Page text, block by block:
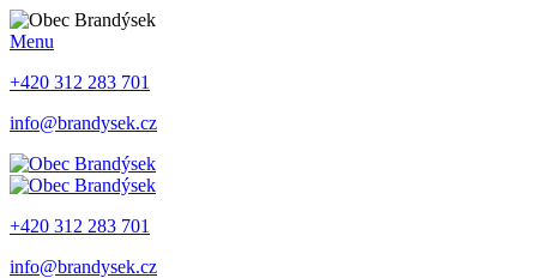
Menu
+420 312 283 701
info@brandysek.cz
+420 312 283 701
info@brandysek.cz